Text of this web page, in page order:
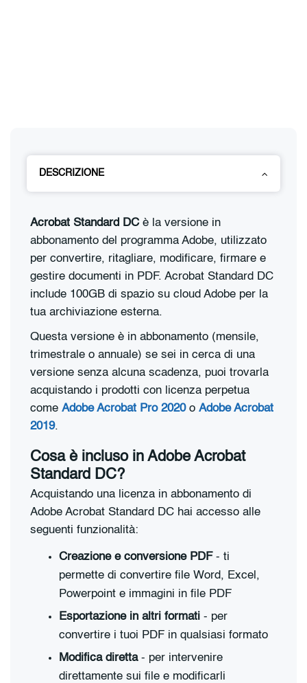
DESCRIZIONE
Acrobat Standard DCè la versione in
abbonamento del programma Adobe, utilizzato
per convertire, ritagliare, modificare, firmare e
gestire documenti in PDF. Acrobat Standard DC
include 100GB di spazio su cloud Adobe per la
tua archiviazione esterna.
Questa versione è in abbonamento (mensile,
trimestrale o annuale) se sei in cerca di una
versione senza alcuna scadenza, puoi trovarla
acquistando i prodotti con licenza perpetua
come Adobe Acrobat Pro 2020o Adobe Acrobat
2019.
Cosa è incluso in Adobe Acrobat
Standard DC?
Acquistando una licenza in abbonamento di
Adobe Acrobat Standard DC hai accesso alle
seguenti funzionalità:
Creazione e conversione PDF- ti
permette di convertire file Word, Excel,
Powerpoint e immagini in file PDF
Esportazione in altri formati - per
convertire i tuoi PDF in qualsiasi formato
Modifica diretta- per intervenire
direttamente sui file e modificarli